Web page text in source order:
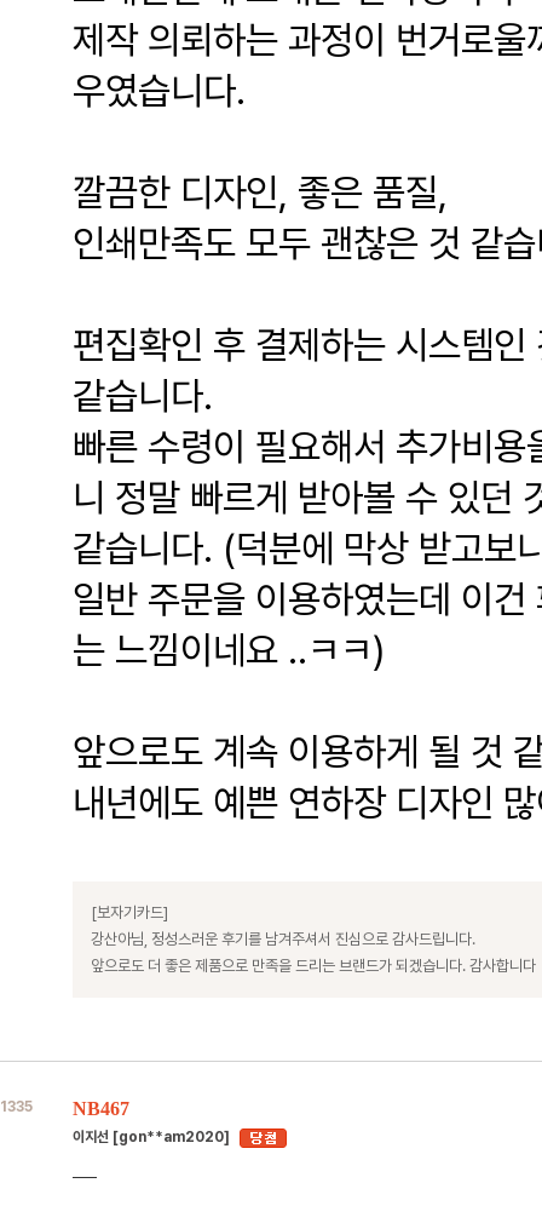
제작 의뢰하는 과정이 번거로울
우였습니다.
깔끔한 디자인, 좋은 품질,
인쇄만족도 모두 괜찮은 것 같
편집확인 후 결제하는 시스템
같습니다.
빠른 수령이 필요해서 추가비
니 정말 빠르게 받아볼 수 있던
같습니다. (덕분에 막상 받고보
일반 주문을 이용하였는데 이
는 느낌이네요 ..ㅋㅋ)
앞으로도 계속 이용하게 될 것
내년에도 예쁜 연하장 디자인
[보자기카드]
강산아님, 정성스러운 후기를 남겨주셔서 진심으로 감사드립니다.
앞으로도 더 좋은 제품으로 만족을 드리는 브랜드가 되겠습니다. 감사합니다
1335 NB467
이지선 [gon**am2020]